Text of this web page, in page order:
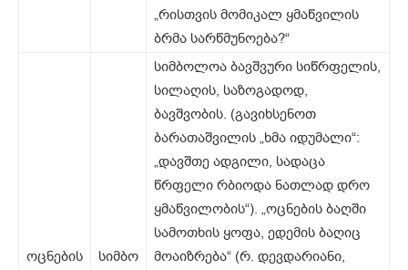
„რისთვის მომიკალ ყმაწვილის
ბრმა სარწმუნოება?“
ოცნების
სიმბო
სიმბოლოა ბავშვური სიწრფელის,
სილაღის, საზოგადოდ,
ბავშვობის. (გავიხსენოთ
ბარათაშვილის „ხმა იდუმალი“:
„დავშთე ადგილი, სადაცა
წრფელი რბიოდა ნათლად დრო
ყმაწვილობის“). „ოცნების ბაღში
სამოთხის ყოფა, ედემის ბაღიც
მოაიზრება“ (რ. დევდარიანი,